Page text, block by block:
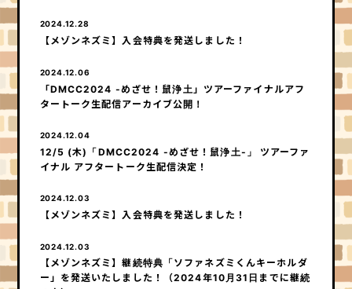
Information
MOVIE PHOTO
電波鼠 はみだしネズミ情熱系
モルモットの部屋
実験室
お便り
なんでもポスト
HOME
2024.12.28
【メゾンネズミ】入会特典を発送しました！
2024.12.06
「DMCC2024 -めざせ！鼠浄土」ツアーファイナルアフ
タートーク生配信アーカイブ公開！
2024.12.04
12/5 (木)「DMCC2024 -めざせ！鼠浄土-」 ツアーファ
イナル アフタートーク生配信決定！
2024.12.03
【メゾンネズミ】入会特典を発送しました！
2024.12.03
【メゾンネズミ】継続特典「ソファネズミくんキーホルダ
ー」を発送いたしました！（2024年10月31日までに継続